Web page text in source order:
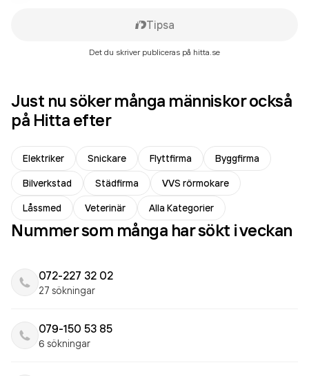
Tipsa
Det du skriver publiceras på hitta.se
Just nu söker många människor också
på Hitta efter
Elektriker Snickare Flyttfirma
Byggfirma
Bilverkstad
Städfirma
VVS rörmokare
Låssmed
Veterinär Alla Kategorier
Nummer som många har sökt i veckan
072-227 32 02
27 sökningar
079-150 53 85
6 sökningar